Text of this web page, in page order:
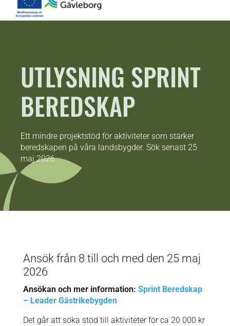
UTLYSNING SPRINT
BEREDSKAP
Ett mindre projektstöd för aktiviteter som stärker
beredskapen på våra landsbygder. Sök senast 25
maj 2026.
Ansök från 8 till och med den 25 maj
2026
Ansökan och mer information: Sprint Beredskap
– Leader Gästrikebygden
Det går att söka stöd till aktiviteter för ca 20 000 kr